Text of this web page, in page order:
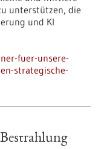
unterstützen, die
und KI
fuer-unsere-
strategische-